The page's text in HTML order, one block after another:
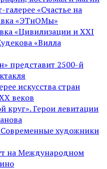
«Счастье на
«ЭТнОМы»
«Цивилизации и ХХI
«Вилла
представит 2500-й
искусства стран
веков
круг». Герои левитации
художники
на Международном